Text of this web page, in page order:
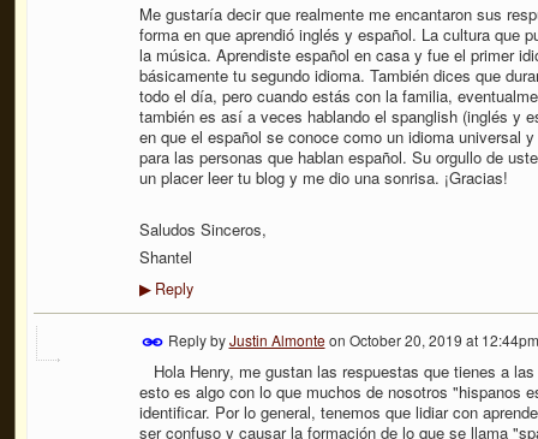
Me gustaría decir que realmente me encantaron sus
forma en que aprendió inglés y español. La cultura que
la música. Aprendiste español en casa y fue el primer
básicamente tu segundo idioma. También dices que
todo el día, pero cuando estás con la familia,
también es así a veces hablando el spanglish (inglés y
en que el español se conoce como un idioma universal
para las personas que hablan español. Su orgullo de
un placer leer tu blog y me dio una sonrisa. ¡Gracias!
Saludos Sinceros,
Shantel
▶Reply
Reply byJustin Almonteon October 20, 2019 at 12:44pm
Hola Henry, me gustan las respuestas que tienes a
esto es algo con lo que muchos de nosotros "hispanos
identificar. Por lo general, tenemos que lidiar con
ser confuso y causar la formación de lo que se llama